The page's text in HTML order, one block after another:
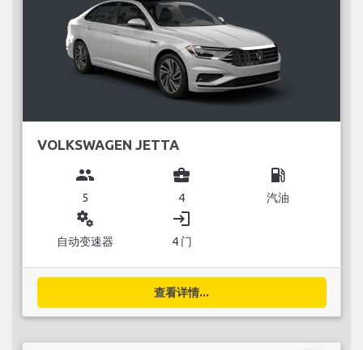
VOLKSWAGEN JETTA
group
5
business_center
4
local_gas_station
汽油
miscellaneous_services
自动变速器
login
4 门
查看详情...